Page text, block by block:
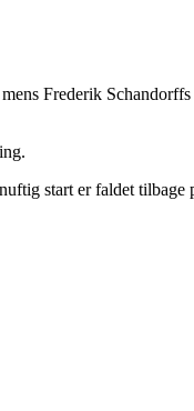
Frederik
start er faldet